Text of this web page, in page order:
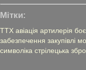
Мітки:
ТТХ авіація артилерія
забезпечення закупівлі
символіка стрілецька